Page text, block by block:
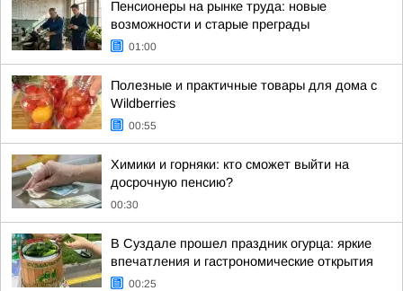
Пенсионеры на рынке труда: новые
возможности и старые преграды
01:00
Полезные и практичные товары для дома с
Wildberries
00:55
Химики и горняки: кто сможет выйти на
досрочную пенсию?
00:30
В Суздале прошел праздник огурца: яркие
впечатления и гастрономические открытия
00:25